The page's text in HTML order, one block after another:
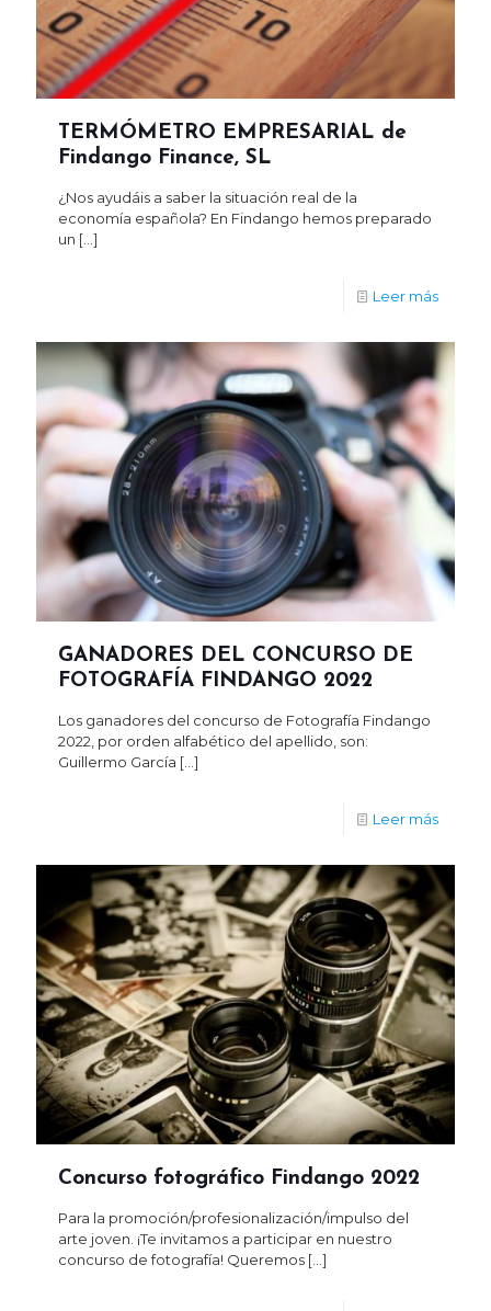
TERMÓMETRO EMPRESARIAL de
Findango Finance, SL
¿Nos ayudáis a saber la situación real de la
economía española? En Findango hemos preparado
un […]
Leer más
GANADORES DEL CONCURSO DE
FOTOGRAFÍA FINDANGO 2022
Los ganadores del concurso de Fotografía Findango
2022, por orden alfabético del apellido, son:
Guillermo García […]
Leer más
Concurso fotográfico Findango 2022
Para la promoción/profesionalización/impulso del
arte joven. ¡Te invitamos a participar en nuestro
concurso de fotografía! Queremos […]